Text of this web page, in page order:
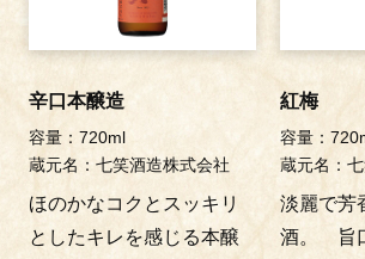
辛口本醸造
容量：720ml
蔵元名：七笑酒造株式会社
ほのかなコクとスッキリ
としたキレを感じる本醸
紅梅
容量：
蔵元名：
淡麗で芳
酒。 旨